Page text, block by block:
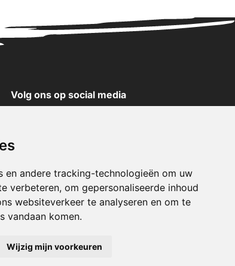
en andere tracking-technologieën om uw
verbeteren, om gepersonaliseerde inhoud
websiteverkeer te analyseren en om te
vandaan komen.
Wijzig mijn voorkeuren
Volg ons op social media
X
Pinterest